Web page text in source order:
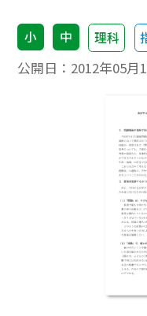
小 中 理科
公開日： 2012年05月